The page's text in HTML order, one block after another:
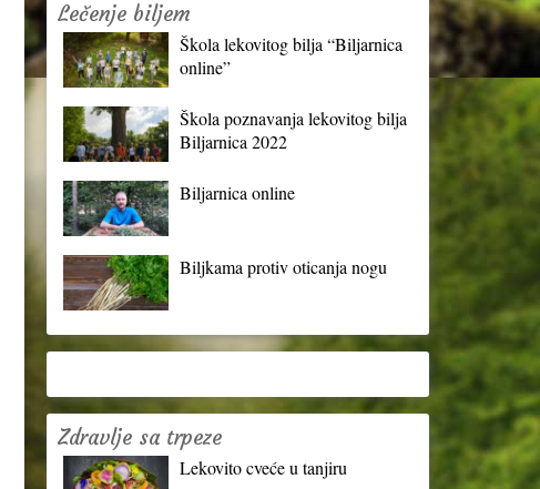
Lečenje biljem
Škola lekovitog bilja “Biljarnica
online”
Škola poznavanja lekovitog bilja
Biljarnica 2022
Biljarnica online
Biljkama protiv oticanja nogu
Zdravlje sa trpeze
Lekovito cveće u tanjiru